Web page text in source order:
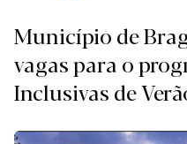
Município de
vagas para o
Inclusivas de